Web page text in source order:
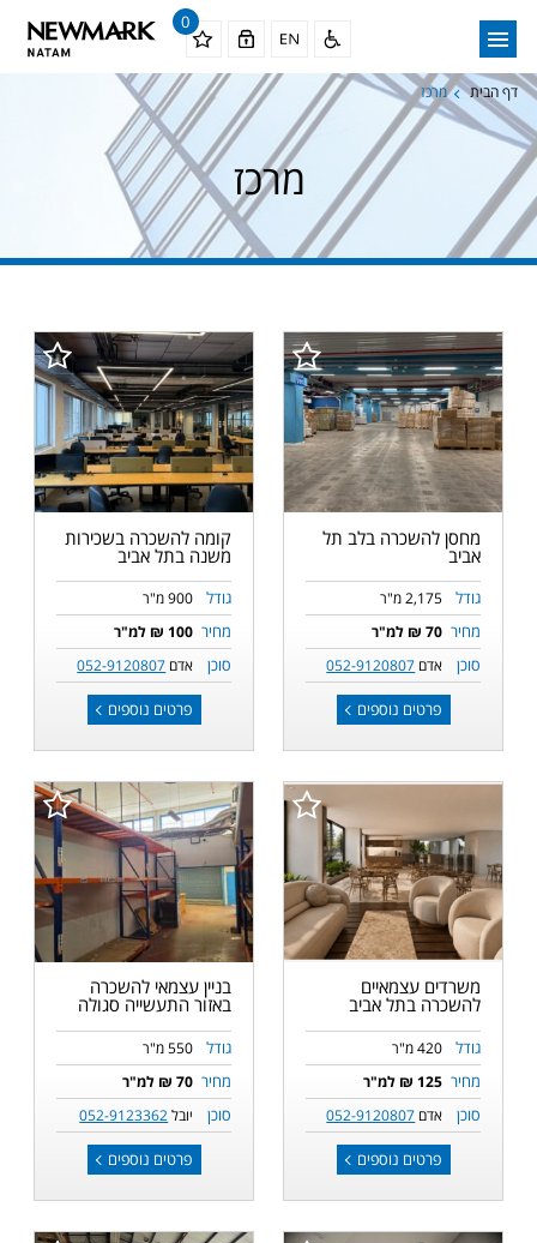
0
דף הבית מרכז
מרכז
מחסן להשכרה בלב תל
אביב
גודל 2,175 מ"ר
מחיר 70 ₪ למ"ר
סוכן אדם 052-9120807
פרטים נוספים
קומה להשכרה בשכירות
משנה בתל אביב
גודל 900 מ"ר
מחיר 100 ₪ למ"ר
סוכן אדם 052-9120807
פרטים נוספים
משרדים עצמאיים
להשכרה בתל אביב
גודל 420 מ"ר
מחיר 125 ₪ למ"ר
סוכן אדם 052-9120807
פרטים נוספים
בניין עצמאי להשכרה
באזור התעשייה סגולה
גודל 550 מ"ר
מחיר 70 ₪ למ"ר
סוכן יובל052-9123362
פרטים נוספים